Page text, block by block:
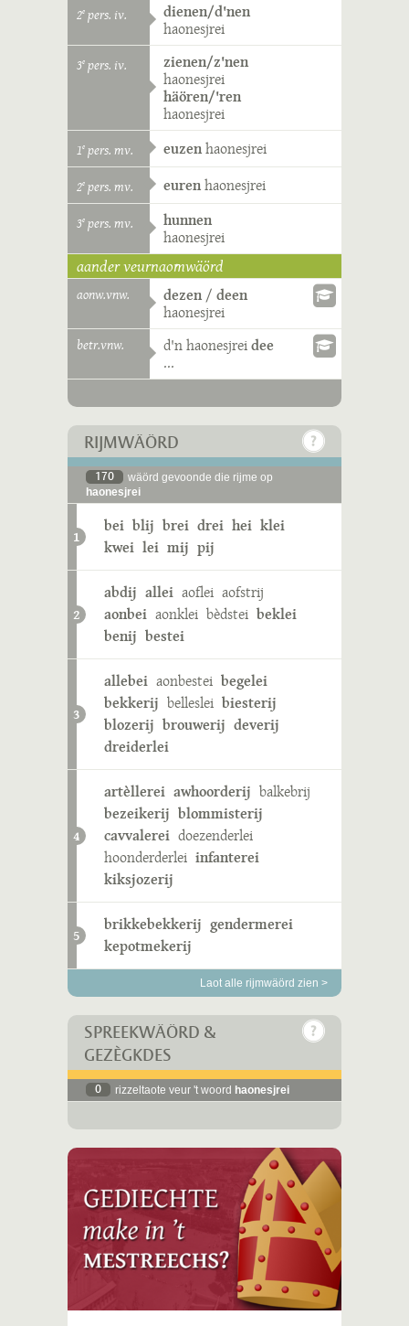
2e pers. iv.
dienen/d'nen
haonesjrei
3e pers. iv.
zienen/z'nen
haonesjrei
häören/'ren
haonesjrei
1e pers. mv. euzenhaonesjrei
2e pers. mv. eurenhaonesjrei
3e pers. mv.
hunnen
haonesjrei
aander veurnaomwäörd
aonw.vnw. dezen / deen
haonesjrei
betr.vnw. d'nhaonesjreidee
...
RIJMWÄÖRD
170
wäörd gevoonde die rijme op
haonesjrei
1
bei blij brei drei hei klei
kwei lei mij pij
2
abdij allei aoflei aofstrij
aonbei aonklei bèdstei beklei
benij bestei
3
allebei aonbestei begelei
bekkerij belleslei biesterij
blozerij brouwerij deverij
dreiderlei
4
artèllerei awhoorderij balkebrij
bezeikerij blommisterij
cavvalerei doezenderlei
hoonderderlei infanterei
kiksjozerij
5
brikkebekkerij gendermerei
kepotmekerij
Laot alle rijmwäörd zien >
SPREEKWÄÖRD &
GEZÈGKDES
0 rizzeltaote veur 't woord haonesjrei